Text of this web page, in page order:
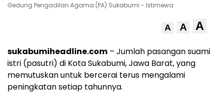
Gedung Pengadilan Agama (PA) Sukabumi - Istimewa
A A A
sukabumiheadline.com – Jumlah pasangan suami
istri (pasutri) di Kota Sukabumi, Jawa Barat, yang
memutuskan untuk bercerai terus mengalami
peningkatan setiap tahunnya.